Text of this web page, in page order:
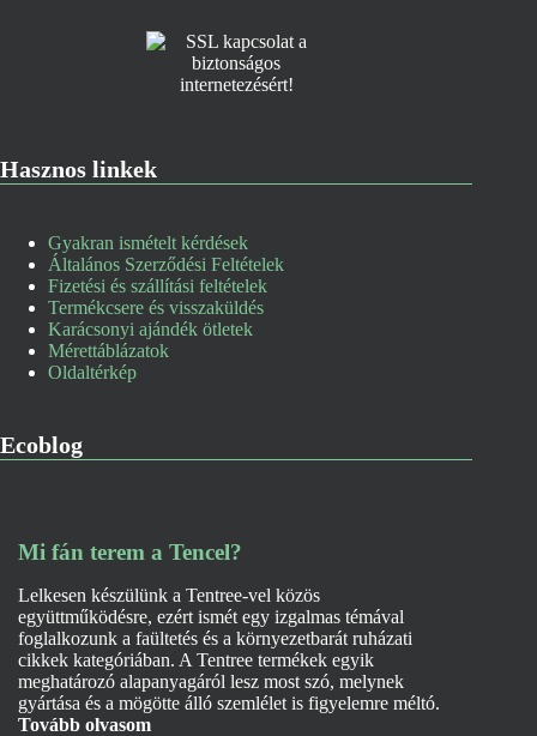
Hasznos linkek
Gyakran ismételt kérdések
Általános Szerződési Feltételek
Fizetési és szállítási feltételek
Termékcsere és visszaküldés
Karácsonyi ajándék ötletek
Mérettáblázatok
Oldaltérkép
Ecoblog
Mi fán terem a Tencel?
Lelkesen készülünk a Tentree-vel közös
együttműködésre, ezért ismét egy izgalmas témával
foglalkozunk a faültetés és a környezetbarát ruházati
cikkek kategóriában. A Tentree termékek egyik
meghatározó alapanyagáról lesz most szó, melynek
gyártása és a mögötte álló szemlélet is figyelemre méltó.
Tovább olvasom